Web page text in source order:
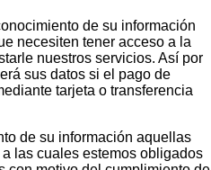
de su información
necesiten tener acceso a la
nuestros servicios. Así por
sus datos si el pago de
tarjeta o transferencia
de su información aquellas
las cuales estemos obligados